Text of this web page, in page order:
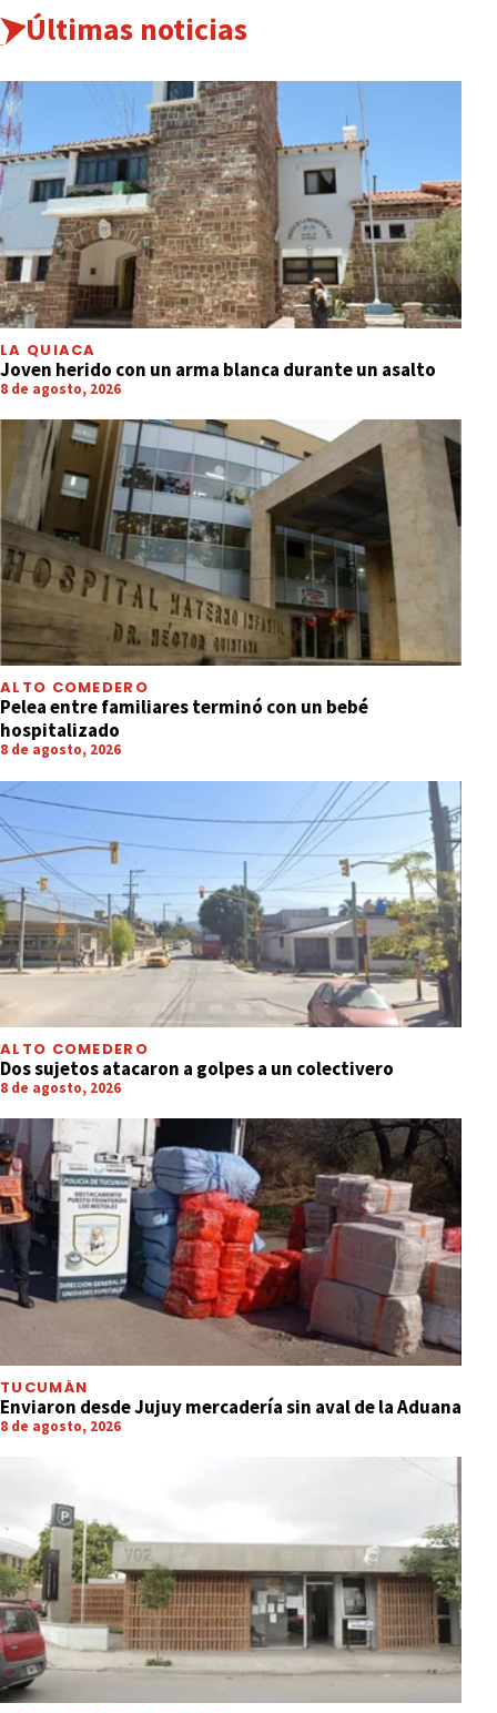
Últimas noticias
LA QUIACA
Joven herido con un arma blanca durante un asalto
8 de agosto, 2026
ALTO COMEDERO
Pelea entre familiares terminó con un bebé
hospitalizado
8 de agosto, 2026
ALTO COMEDERO
Dos sujetos atacaron a golpes a un colectivero
8 de agosto, 2026
TUCUMÁN
Enviaron desde Jujuy mercadería sin aval de la Aduana
8 de agosto, 2026